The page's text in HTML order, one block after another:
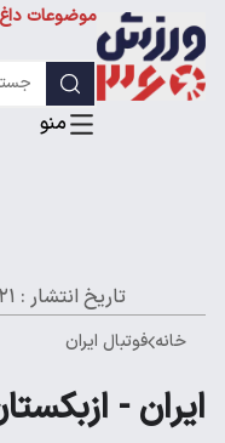
موضوعات داغ
تاریخ انتشار : ۲۱ خرداد ۱۴۰۳ - ۱۱:۳۹
خانه فوتبال ایران
ایران -